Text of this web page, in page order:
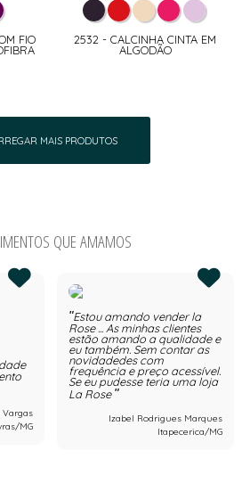
FIO 2532 - CALCINHA CINTA EM
ALGODÃO
MAIS PRODUTOS
QUE AMAMOS
Vargas
MG
Estou amando vender la
Rose ... As minhas clientes
estão amando a qualidade e
eu também. Sem contar as
novidadedes com
frequência e preço acessível.
Se eu pudesse teria uma loja
La Rose
Izabel Rodrigues Marques
Itapecerica/MG